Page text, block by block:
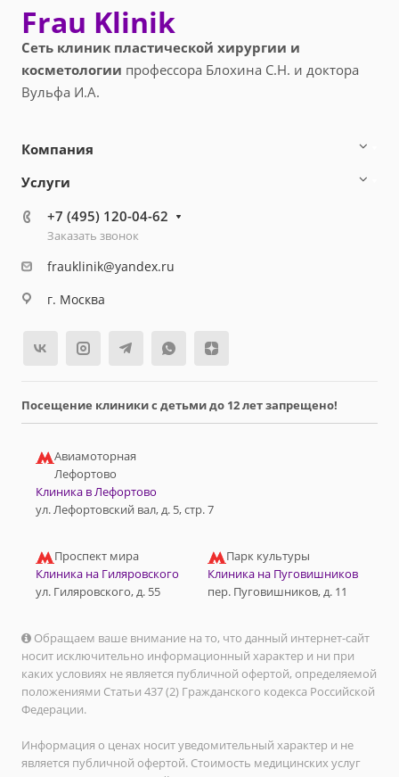
Frau Klinik
Сеть клиник пластической хирургии и
косметологии профессора Блохина С.Н. и доктора
Вульфа И.А.
Компания
Услуги
+7 (495) 120-04-62
Заказать звонок
frauklinik@yandex.ru
г. Москва
Посещение клиники с детьми до 12 лет запрещено!
Авиамоторная
Лефортово
Клиника в Лефортово
ул. Лефортовский вал, д. 5, стр. 7
Проспект мира
Клиника на Гиляровского
ул. Гиляровского, д. 55
Парк культуры
Клиника на Пуговишников
пер. Пуговишников, д. 11
Обращаем ваше внимание на то, что данный интернет-сайт
носит исключительно информационный характер и ни при
каких условиях не является публичной офертой, определяемой
положениями Статьи 437 (2) Гражданского кодекса Российской
Федерации.
Информация о ценах носит уведомительный характер и не
является публичной офертой. Стоимость медицинских услуг